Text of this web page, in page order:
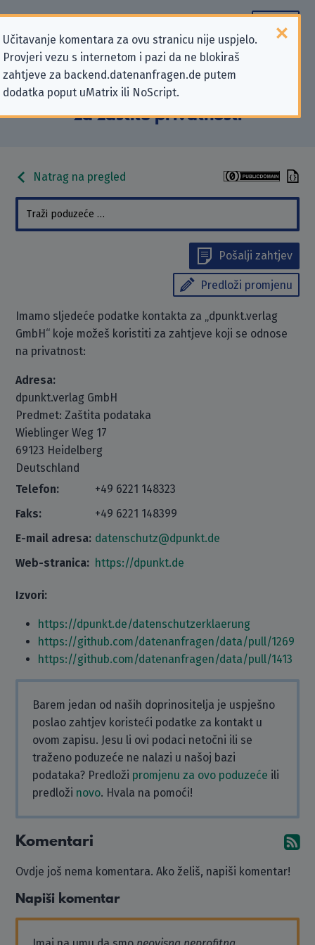
Učitavanje komentara za ovu stranicu nije uspjelo.
Provjeri vezu s internetom i pazi da ne blokiraš
zahtjeve za backend.datenanfragen.de putem
dodatka poput uMatrix ili NoScript.
Podaci kontakta „dpunkt.verlag
GmbH” koji se odnose na zahtjeve
za zaštitu privatnosti
Natrag na pregled
Pošalji zahtjev
Predloži promjenu
Imamo sljedeće podatke kontakta za „dpunkt.verlag
GmbH“ koje možeš koristiti za zahtjeve koji se odnose
na privatnost:
Adresa:
dpunkt.verlag GmbH
Predmet: Zaštita podataka
Wieblinger Weg 17
69123 Heidelberg
Deutschland
Telefon:
+49 6221 148323
Faks:
+49 6221 148399
E-mail adresa: datenschutz@dpunkt.de
Web-stranica: https://dpunkt.de
Izvori:
https://dpunkt.de/datenschutzerklaerung
https://github.com/datenanfragen/data/pull/1269
https://github.com/datenanfragen/data/pull/1413
Barem jedan od naših doprinositelja je uspješno
poslao zahtjev koristeći podatke za kontakt u
ovom zapisu. Jesu li ovi podaci netočni ili se
traženo poduzeće ne nalazi u našoj bazi
podataka? Predloži promjenu za ovo poduzeće ili
predloži novo. Hvala na pomoći!
Komentari
Ovdje još nema komentara. Ako želiš, napiši komentar!
Napiši komentar